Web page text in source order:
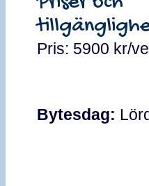
Pris: 5900 kr/
Bytesdag: